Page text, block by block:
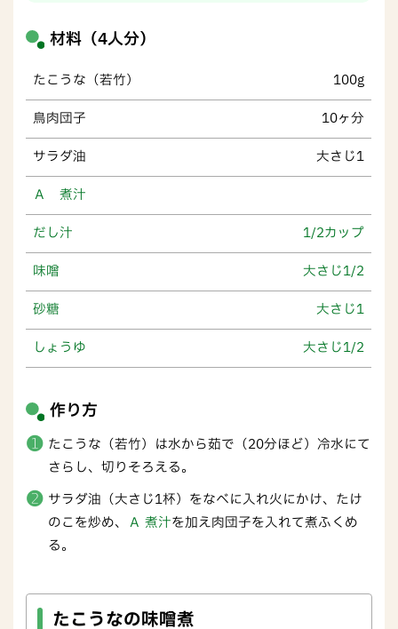
材料（4人分）
たこうな（若竹） 100g
鳥肉団子 10ヶ分
サラダ油 大さじ1
Ａ 煮汁
だし汁 1/2カップ
味噌 大さじ1/2
砂糖 大さじ1
しょうゆ 大さじ1/2
作り方
たこうな（若竹）は水から茹で（20分ほど）冷水にて
さらし、切りそろえる。
サラダ油（大さじ1杯）をなべに入れ火にかけ、たけ
のこを炒め、 Ａ 煮汁を加え肉団子を入れて煮ふくめ
る。
たこうなの味噌煮